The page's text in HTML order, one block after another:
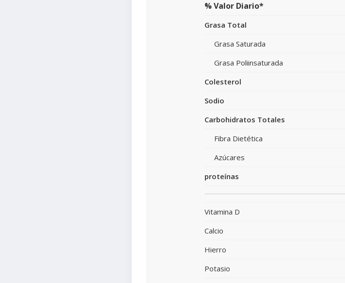
% Valor Diario*
Grasa Total
Grasa Saturada
Grasa Poliinsaturada
Colesterol
Sodio
Carbohidratos Totales
Fibra Dietética
Azúcares
proteínas
Vitamina D
Calcio
Hierro
Potasio